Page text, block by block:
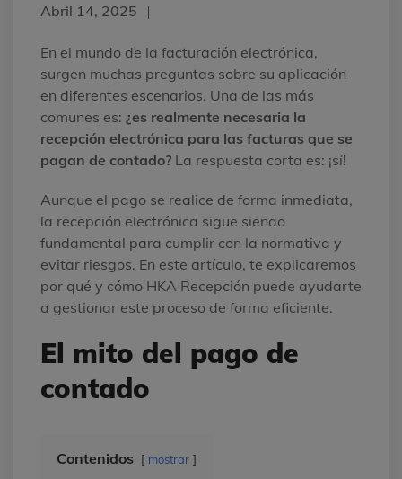
Abril 14, 2025
En el mundo de la facturación electrónica,
surgen muchas preguntas sobre su aplicación
en diferentes escenarios. Una de las más
comunes es: ¿es realmente necesaria la
recepción electrónica para las facturas que se
pagan de contado? La respuesta corta es: ¡sí!
Aunque el pago se realice de forma inmediata,
la recepción electrónica sigue siendo
fundamental para cumplir con la normativa y
evitar riesgos. En este artículo, te explicaremos
por qué y cómo HKA Recepción puede ayudarte
a gestionar este proceso de forma eficiente.
El mito del pago de
contado
Contenidos mostrar